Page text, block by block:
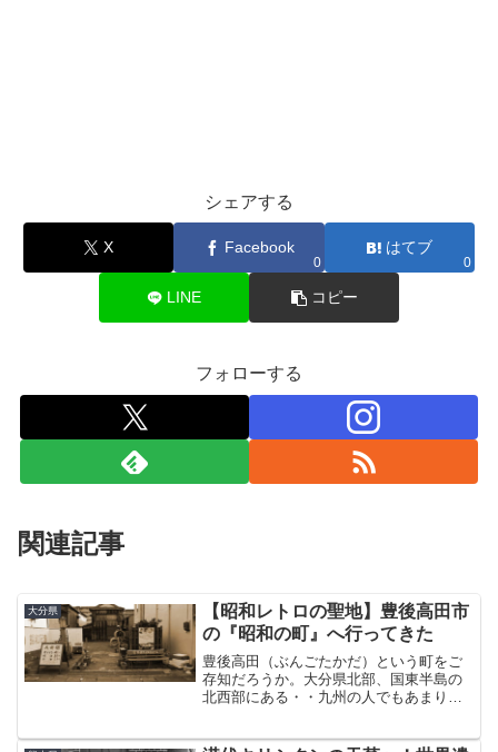
シェアする
X Facebook
0
はてブ
0
LINE コピー
フォローする
関連記事
大分県
【昭和レトロの聖地】豊後高田市
の『昭和の町』へ行ってきた
豊後高田（ぶんごたかだ）という町をご
存知だろうか。大分県北部、国東半島の
北西部にある・・九州の人でもあまり馴